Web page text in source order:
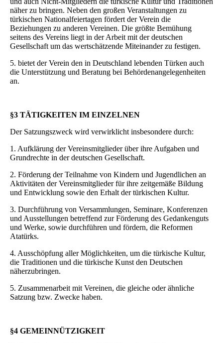
näher zu bringen. Neben den großen Veranstaltungen zu
türkischen Nationalfeiertagen fördert der Verein die
Beziehungen zu anderen Vereinen. Die größte Bemühung
seitens des Vereins liegt in der Arbeit mit der deutschen
Gesellschaft um das wertschätzende Miteinander zu festigen.
5. bietet der Verein den in Deutschland lebenden Türken auch
die Unterstützung und Beratung bei Behördenangelegenheiten
an.
§3 TÄTIGKEITEN IM EINZELNEN
Der Satzungszweck wird verwirklicht insbesondere durch:
1. Aufklärung der Vereinsmitglieder über ihre Aufgaben und
Grundrechte in der deutschen Gesellschaft.
2. Förderung der Teilnahme von Kindern und Jugendlichen an
Aktivitäten der Vereinsmitglieder für ihre zeitgemäße Bildung
und Entwicklung sowie den Erhalt der türkischen Kultur.
3. Durchführung von Versammlungen, Seminare, Konferenzen
und Ausstellungen betreffend zur Förderung des Gedankenguts
und Werke, sowie durchführen und fördern, die Reformen
Atatürks.
4. Ausschöpfung aller Möglichkeiten, um die türkische Kultur,
die Traditionen und die türkische Kunst den Deutschen
näherzubringen.
5. Zusammenarbeit mit Vereinen, die gleiche oder ähnliche
Satzung bzw. Zwecke haben.
§4 GEMEINNÜTZIGKEIT